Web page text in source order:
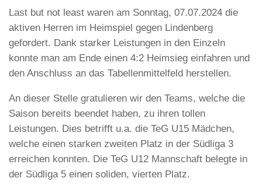
Last but not least waren am Sonntag, 07.07.2024 die
aktiven Herren im Heimspiel gegen Lindenberg
gefordert. Dank starker Leistungen in den Einzeln
konnte man am Ende einen 4:2 Heimsieg einfahren und
den Anschluss an das Tabellenmittelfeld herstellen.
An dieser Stelle gratulieren wir den Teams, welche die
Saison bereits beendet haben, zu ihren tollen
Leistungen. Dies betrifft u.a. die TeG U15 Mädchen,
welche einen starken zweiten Platz in der Südliga 3
erreichen konnten. Die TeG U12 Mannschaft belegte in
der Südliga 5 einen soliden, vierten Platz.